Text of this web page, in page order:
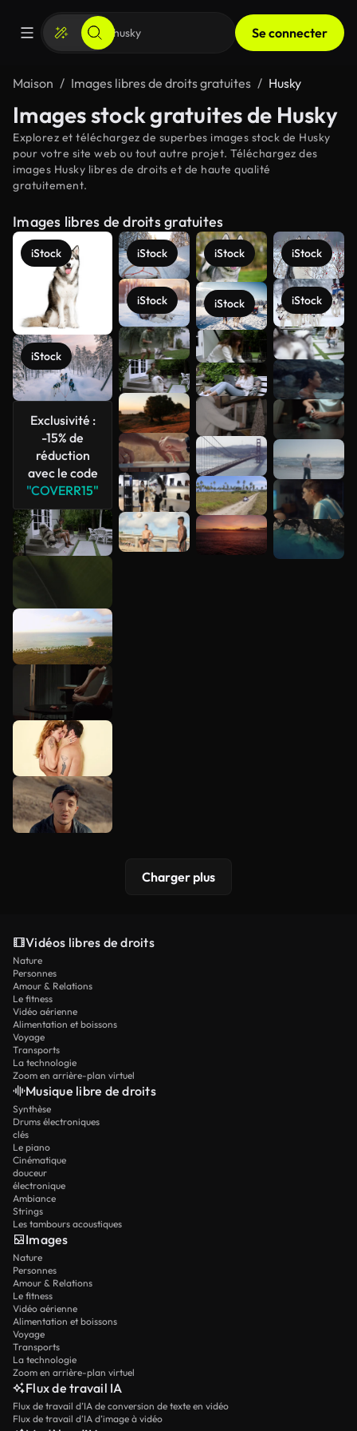
Se connecter
Maison Images libres de droits gratuites Husky
Images stock gratuites de Husky
Explorez et téléchargez de superbes images stock de Husky
pour votre site web ou tout autre projet. Téléchargez des
images Husky libres de droits et de haute qualité
gratuitement.
Images libres de droits gratuites
iStock
iStock
Exclusivité :
-15% de
réduction
avec le code
"COVERR15"
iStock
iStock
iStock
iStock
iStock
iStock
Voir plus
Charger plus
Vidéos libres de droits
Nature
Personnes
Amour & Relations
Le fitness
Vidéo aérienne
Alimentation et boissons
Voyage
Transports
La technologie
Zoom en arrière-plan virtuel
Musique libre de droits
Synthèse
Drums électroniques
clés
Le piano
Cinématique
douceur
électronique
Ambiance
Strings
Les tambours acoustiques
Images
Nature
Personnes
Amour & Relations
Le fitness
Vidéo aérienne
Alimentation et boissons
Voyage
Transports
La technologie
Zoom en arrière-plan virtuel
Flux de travail IA
Flux de travail d’IA de conversion de texte en vidéo
Flux de travail d’IA d’image à vidéo